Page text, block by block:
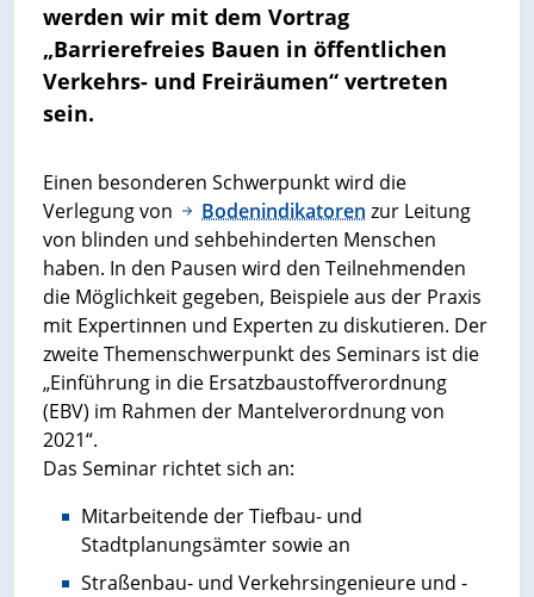
werden wir mit dem Vortrag
„Barrierefreies Bauen in öffentlichen
Verkehrs- und Freiräumen“ vertreten
sein.
Einen besonderen Schwerpunkt wird die
Verlegung von
Bodenindikatoren zur Leitung
von blinden und sehbehinderten Menschen
haben. In den Pausen wird den Teilnehmenden
die Möglichkeit gegeben, Beispiele aus der Praxis
mit Expertinnen und Experten zu diskutieren. Der
zweite Themenschwerpunkt des Seminars ist die
„Einführung in die Ersatzbaustoffverordnung
(EBV) im Rahmen der Mantelverordnung von
2021“.
Das Seminar richtet sich an:
Mitarbeitende der Tiefbau- und
Stadtplanungsämter sowie an
Straßenbau- und Verkehrsingenieure und -